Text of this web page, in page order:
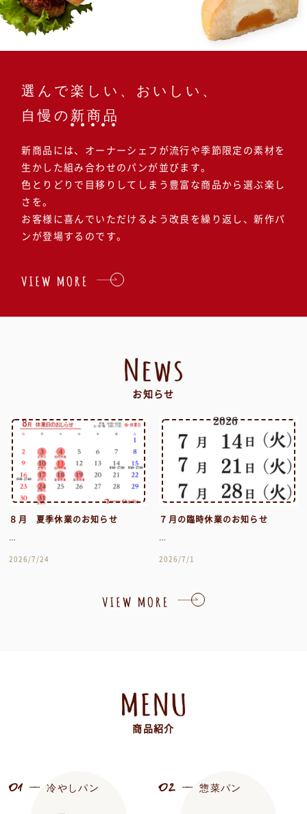
選んで楽しい、おいしい、
自慢の 新商品
新商品には、オーナーシェフが流行や季節限定の素材を
生かした組み合わせのパンが並びます。
色とりどりで目移りしてしまう豊富な商品から選ぶ楽し
さを。
お客様に喜んでいただけるよう改良を繰り返し、新作パ
ンが登場するのです。
お知らせ
８月 夏季休業のお知らせ
…
2026/7/24
７月の臨時休業のお知らせ
…
2026/7/1
商品紹介
01 冷やしパン 02 惣菜パン